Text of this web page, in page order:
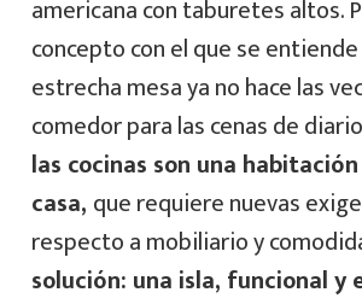
americana con taburetes altos.
concepto con el que se
estrecha mesa ya no hace las
comedor para las cenas de
las cocinas son una
casa, que requiere nuevas
respecto a mobiliario y
solución: una isla, funcional y